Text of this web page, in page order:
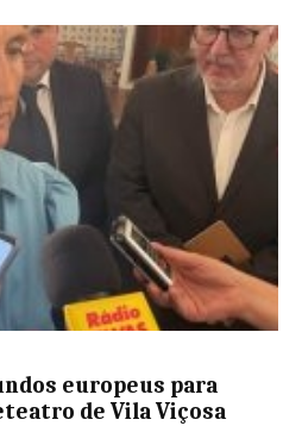
europeus para
de Vila Viçosa